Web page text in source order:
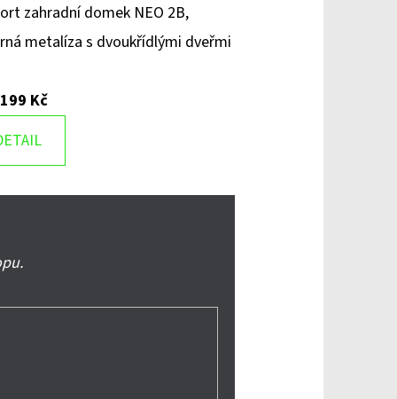
zahradní domek NEO 2B,
metalíza s dvoukřídlými dveřmi
Kč